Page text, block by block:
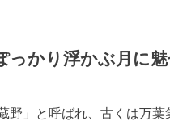
っかり浮かぶ月に魅
野」と呼ばれ、古くは万